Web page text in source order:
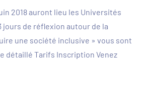
2018 auront lieu les Universités
jours de réflexion autour de la
une société inclusive » vous sont
détaillé Tarifs Inscription Venez